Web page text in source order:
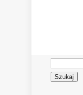
Szukaj: